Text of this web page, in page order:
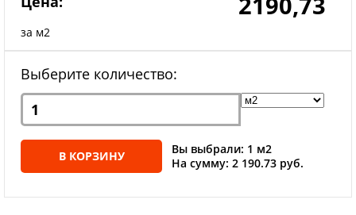
за м2
Выберите количество:
В КОРЗИНУ
Вы выбрали: 1 м2
На сумму: 2 190.73 руб.